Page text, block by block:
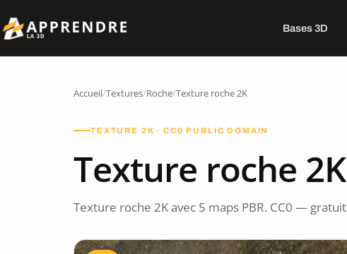
Bases 3D
Accueil/Textures/Roche/Texture roche 2K
TEXTURE 2K · CC0 PUBLIC DOMAIN
Texture roche 2K
Texture roche 2K avec 5 maps PBR. CC0 —